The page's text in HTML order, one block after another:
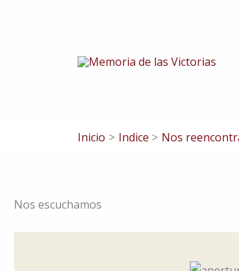
Inicio Indice Nos
Nos escuchamos